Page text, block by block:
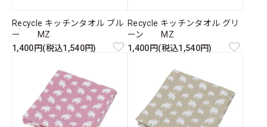
Recycle キッチンタオル ブル
ー MZ
1,400円(税込1,540円)
Recycle キッチンタオル グリ
ーン MZ
1,400円(税込1,540円)